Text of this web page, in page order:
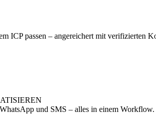
ICP passen – angereichert mit verifizierten
und SMS – alles in einem Workflow.